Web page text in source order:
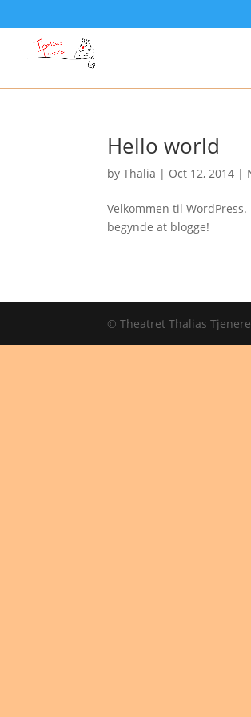
Hello world
byThalia | Oct 12, 2014 |
Velkommen til
begynde at blogge!
© Theatret Thalias